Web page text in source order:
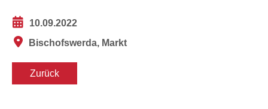
10.09.2022
Bischofswerda, Markt
Zurück